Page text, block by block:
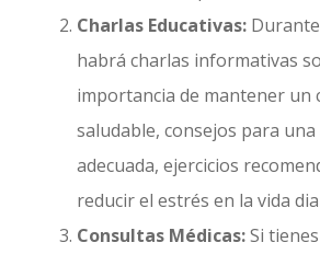
Charlas Educativas:
habrá charlas informativas
importancia de mantener un
saludable, consejos para
adecuada, ejercicios
reducir el estrés en la vida
Consultas Médicas:Si